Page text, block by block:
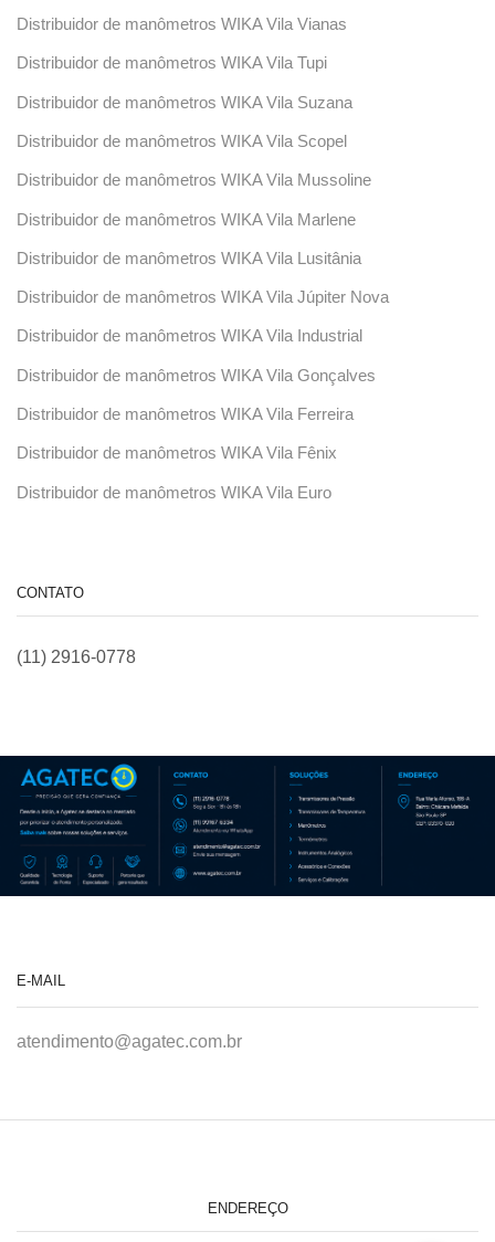
Distribuidor de manômetros WIKA Vila Vianas
Distribuidor de manômetros WIKA Vila Tupi
Distribuidor de manômetros WIKA Vila Suzana
Distribuidor de manômetros WIKA Vila Scopel
Distribuidor de manômetros WIKA Vila Mussoline
Distribuidor de manômetros WIKA Vila Marlene
Distribuidor de manômetros WIKA Vila Lusitânia
Distribuidor de manômetros WIKA Vila Júpiter Nova
Distribuidor de manômetros WIKA Vila Industrial
Distribuidor de manômetros WIKA Vila Gonçalves
Distribuidor de manômetros WIKA Vila Ferreira
Distribuidor de manômetros WIKA Vila Fênix
Distribuidor de manômetros WIKA Vila Euro
CONTATO
(11) 2916-0778
E-MAIL
atendimento@agatec.com.br
ENDEREÇO